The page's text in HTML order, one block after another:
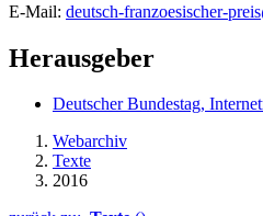
E-Mail: deutsch-franzoesischer-
Herausgeber
Deutscher Bundestag,
Webarchiv
Texte
2016